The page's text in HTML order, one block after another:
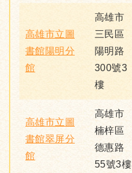
高雄市立圖
書館陽明分
館
高雄市
三民區
陽明路
300號3
樓
高雄市立圖
書館翠屏分
館
高雄市
楠梓區
德惠路
55號3樓